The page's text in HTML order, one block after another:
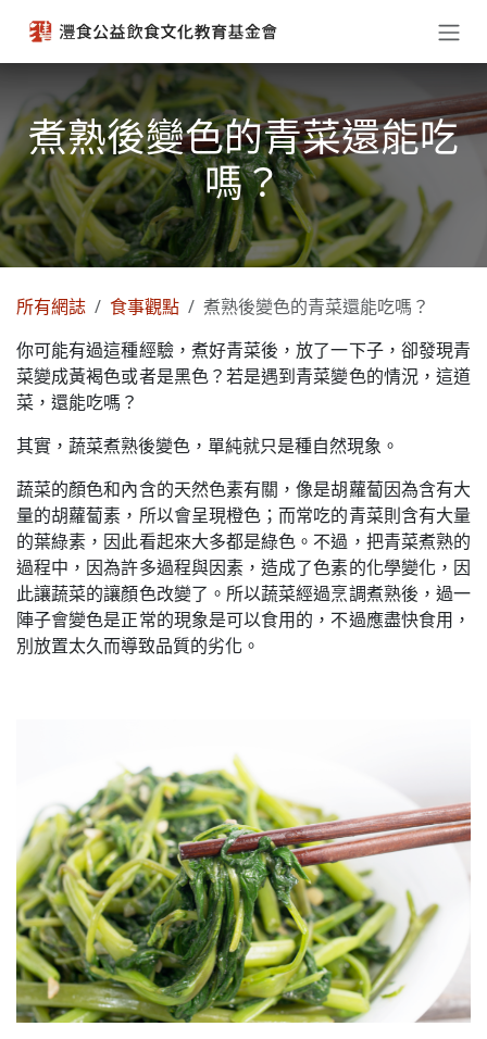
煮熟後變色的青菜還能吃
嗎？
所有網誌 食事觀點
煮熟後變色的青菜還能吃嗎？
你可能有過這種經驗，煮好青菜後，放了一下子，卻發現青
菜變成黃褐色或者是黑色？若是遇到青菜變色的情況，這道
菜，還能吃嗎？
其實，蔬菜煮熟後變色，單純就只是種自然現象。
蔬菜的顏色和內含的天然色素有關，像是胡蘿蔔因為含有大
量的胡蘿蔔素，所以會呈現橙色；而常吃的青菜則含有大量
的葉綠素，因此看起來大多都是綠色。不過，把青菜煮熟的
過程中，因為許多過程與因素，造成了色素的化學變化，因
此讓蔬菜的讓顏色改變了。所以蔬菜經過烹調煮熟後，過一
陣子會變色是正常的現象是可以食用的，不過應盡快食用，
別放置太久而導致品質的劣化。